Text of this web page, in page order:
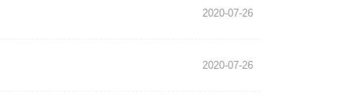
2020-07-26
2020-07-26